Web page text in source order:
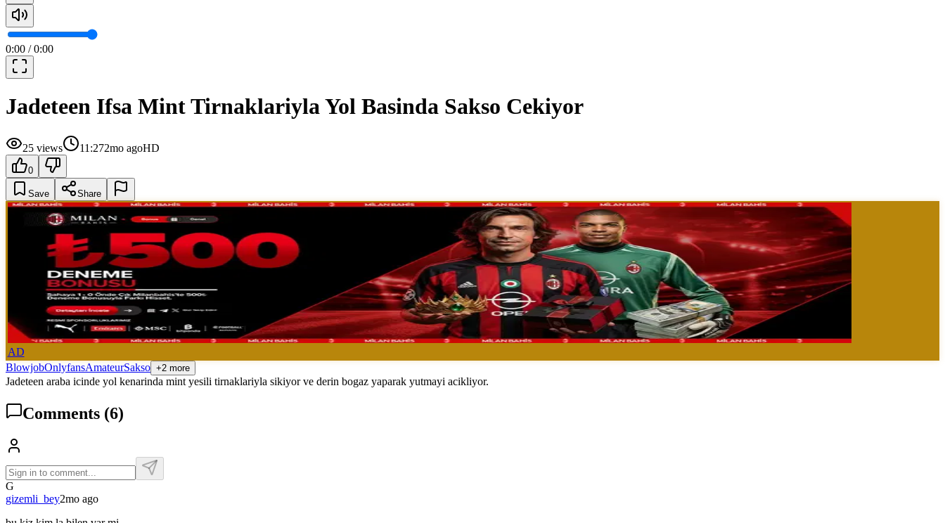
0:00 /0:00
Jadeteen Ifsa Mint Tirnaklariyla Yol Basinda Sakso Cekiyor
25 views 11:272mo agoHD
0
Save Share
AD
BlowjobOnlyfansAmateurSakso +2 more
Jadeteen araba icinde yol kenarinda mint yesili tirnaklariyla sikiyor ve derin bogaz yaparak yutmayi acikliyor.
Comments (6)
G
gizemli_bey2mo ago